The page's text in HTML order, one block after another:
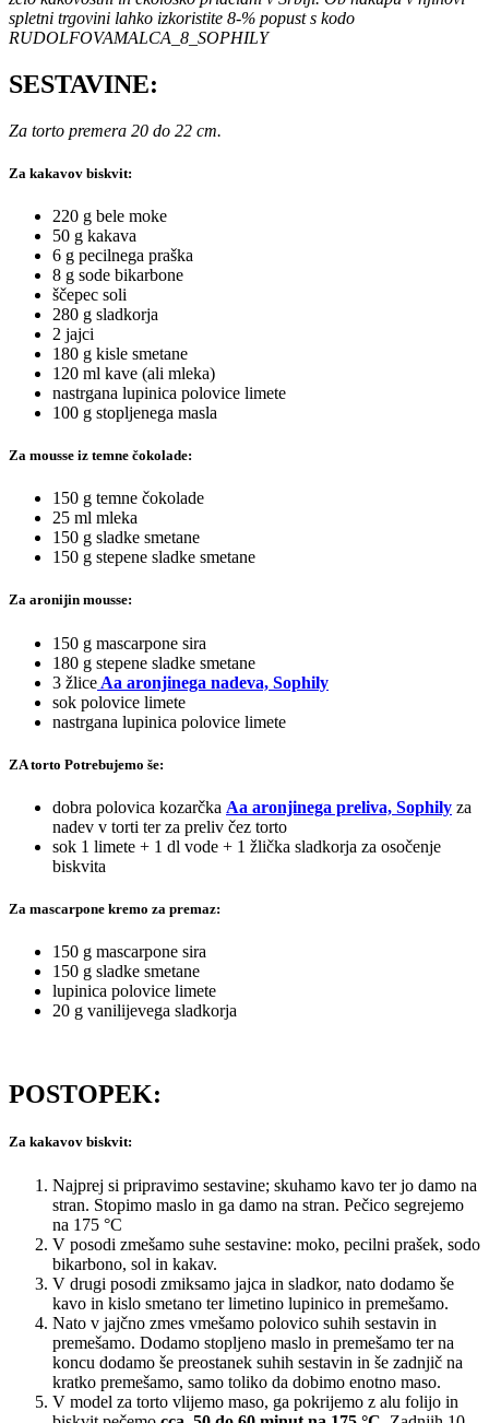
spletni trgovini lahko izkoristite 8-% popust s kodo
RUDOLFOVAMALCA_8_SOPHILY
SESTAVINE:
Za torto premera 20 do 22 cm.
Za kakavov biskvit:
220 g bele moke
50 g kakava
6 g pecilnega praška
8 g sode bikarbone
ščepec soli
280 g sladkorja
2 jajci
180 g kisle smetane
120 ml kave (ali mleka)
nastrgana lupinica polovice limete
100 g stopljenega masla
Za mousse iz temne čokolade:
150 g temne čokolade
25 ml mleka
150 g sladke smetane
150 g stepene sladke smetane
Za aronijin mousse:
150 g mascarpone sira
180 g stepene sladke smetane
3 žlice Aa aronjinega nadeva, Sophily
sok polovice limete
nastrgana lupinica polovice limete
ZA torto Potrebujemo še:
dobra polovica kozarčka Aa aronjinega preliva, Sophily za
nadev v torti ter za preliv čez torto
sok 1 limete + 1 dl vode + 1 žlička sladkorja za osočenje
biskvita
Za mascarpone kremo za premaz:
150 g mascarpone sira
150 g sladke smetane
lupinica polovice limete
20 g vanilijevega sladkorja
POSTOPEK:
Za kakavov biskvit:
Najprej si pripravimo sestavine; skuhamo kavo ter jo damo na
stran. Stopimo maslo in ga damo na stran. Pečico segrejemo
na 175 °C
V posodi zmešamo suhe sestavine: moko, pecilni prašek, sodo
bikarbono, sol in kakav.
V drugi posodi zmiksamo jajca in sladkor, nato dodamo še
kavo in kislo smetano ter limetino lupinico in premešamo.
Nato v jajčno zmes vmešamo polovico suhih sestavin in
premešamo. Dodamo stopljeno maslo in premešamo ter na
koncu dodamo še preostanek suhih sestavin in še zadnjič na
kratko premešamo, samo toliko da dobimo enotno maso.
V model za torto vlijemo maso, ga pokrijemo z alu folijo in